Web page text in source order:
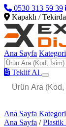
0530 313 59 39
Kapaklı /
Ana Sayfa
Teklif Al
Ana Sayfa
Ana Sayfa / Plastik